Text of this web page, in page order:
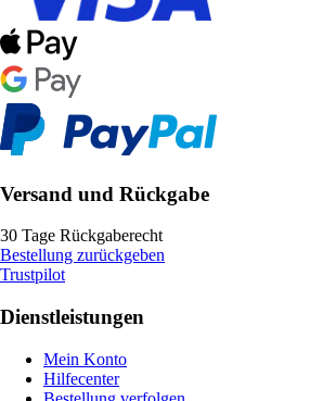
Versand und Rückgabe
30 Tage Rückgaberecht
Bestellung zurückgeben
Trustpilot
Dienstleistungen
Mein Konto
Hilfecenter